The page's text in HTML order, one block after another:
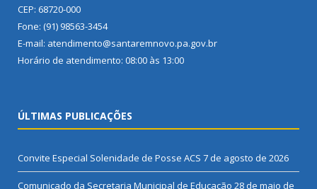
CEP: 68720-000
Fone: (91) 98563-3454
E-mail: atendimento@santaremnovo.pa.gov.br
Horário de atendimento: 08:00 às 13:00
ÚLTIMAS PUBLICAÇÕES
Convite Especial Solenidade de Posse ACS 7 de agosto de 2026
Comunicado da Secretaria Municipal de Educação 28 de maio de